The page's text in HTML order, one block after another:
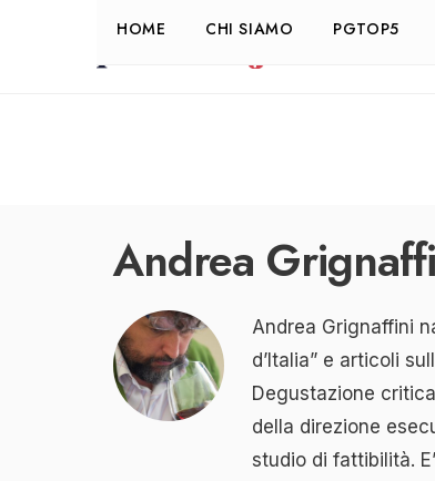
HOME CHI SIAMO PGTOP5
Andrea
Andrea Grignaffini
d’Italia” e articoli
Degustazione
della direzione
studio di fattibilità.